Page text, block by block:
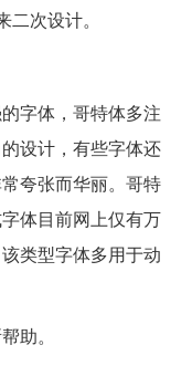
次设计。
字体，哥特体多注
设计，有些字体还
夸张而华丽。哥特
体目前网上仅有万
类型字体多用于动
助。